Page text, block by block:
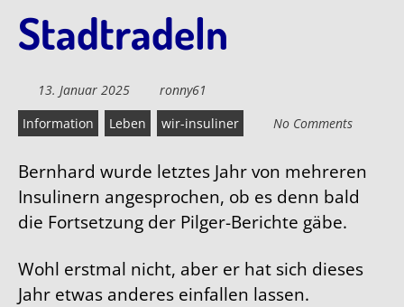
Stadtradeln
13. Januar 2025
ronny61
Information
Leben wir-insuliner No Comments
Bernhard wurde letztes Jahr von mehreren
Insulinern angesprochen, ob es denn bald
die Fortsetzung der Pilger-Berichte gäbe.
Wohl erstmal nicht, aber er hat sich dieses
Jahr etwas anderes einfallen lassen.